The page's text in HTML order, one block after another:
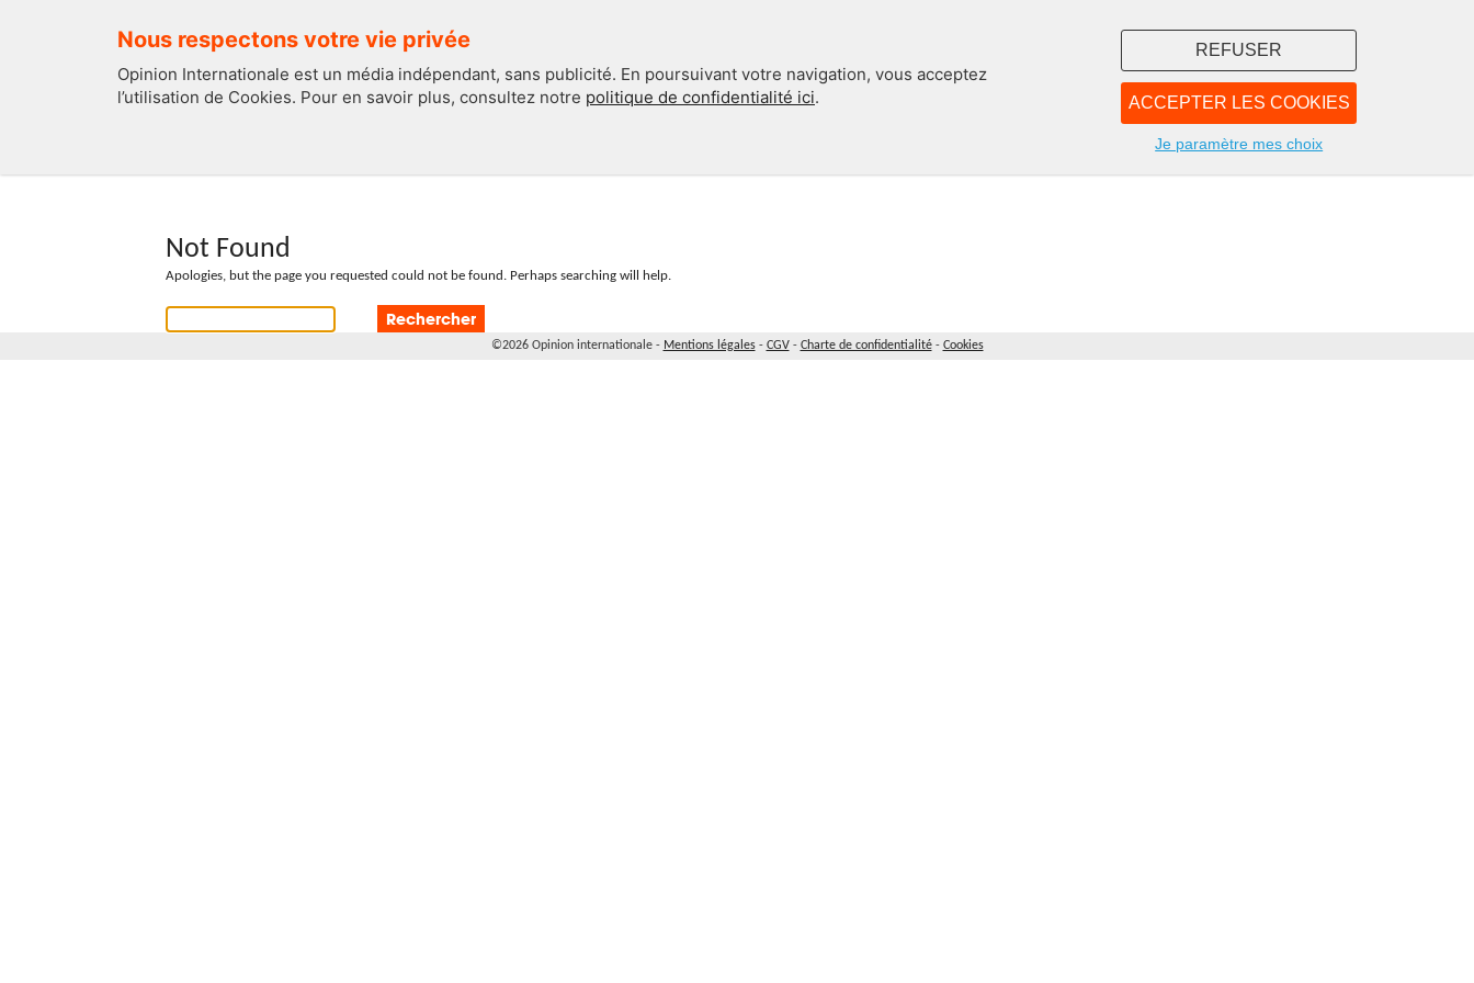
Nous respectons votre vie privée
Opinion Internationale est un média indépendant, sans publicité. En poursuivant votre navigation, vous acceptez
l’utilisation de Cookies. Pour en savoir plus, consultez notre politique de confidentialité ici. ACCEPTER LES COOKIES
REFUSER
Je paramètre mes choix
NOUS
Not Found
Apologies, but the page you requested could not be found. Perhaps searching will help.
Rechercher :
©2026 Opinion internationale - Mentions légales- CGV- Charte de confidentialité- Cookies